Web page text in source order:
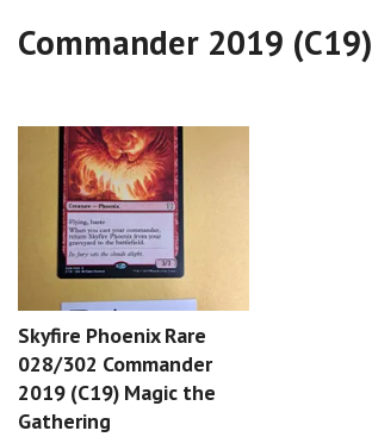
Commander 2019 (C19)
Skyfire Phoenix Rare
028/302 Commander
2019 (C19) Magic the
Gathering